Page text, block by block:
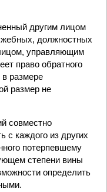
другим лицом
должностных
управляющим
право обратного
в размере
размер не
совместно
с каждого из других
потерпевшему
степени вины
определить